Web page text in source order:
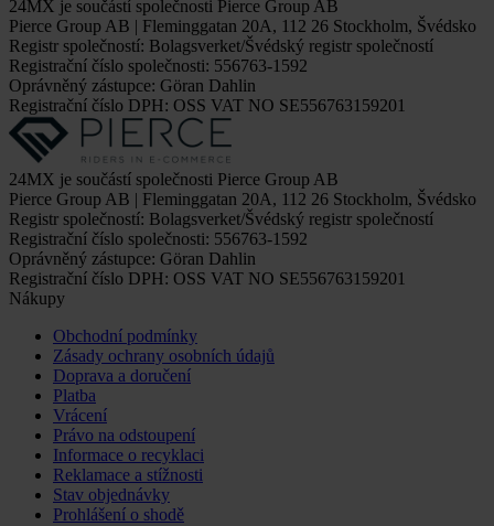
24MX je součástí společnosti Pierce Group AB
Pierce Group AB | Fleminggatan 20A, 112 26 Stockholm, Švédsko
Registr společností: Bolagsverket/Švédský registr společností
Registrační číslo společnosti: 556763-1592
Oprávněný zástupce: Göran Dahlin
Registrační číslo DPH: OSS VAT NO SE556763159201
24MX je součástí společnosti Pierce Group AB
Pierce Group AB | Fleminggatan 20A, 112 26 Stockholm, Švédsko
Registr společností: Bolagsverket/Švédský registr společností
Registrační číslo společnosti: 556763-1592
Oprávněný zástupce: Göran Dahlin
Registrační číslo DPH: OSS VAT NO SE556763159201
Nákupy
Obchodní podmínky
Zásady ochrany osobních údajů
Doprava a doručení
Platba
Vrácení
Právo na odstoupení
Informace o recyklaci
Reklamace a stížnosti
Stav objednávky
Prohlášení o shodě